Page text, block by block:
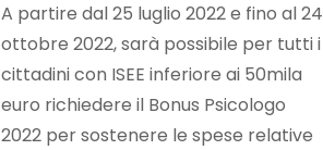
A partire dal 25 luglio 2022 e fino al 24
ottobre 2022, sarà possibile per tutti i
cittadini con ISEE inferiore ai 50mila
euro richiedere il Bonus Psicologo
2022 per sostenere le spese relative